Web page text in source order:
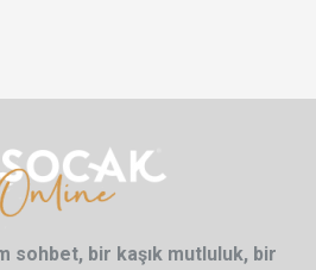
sohbet, bir kaşık mutluluk, bir